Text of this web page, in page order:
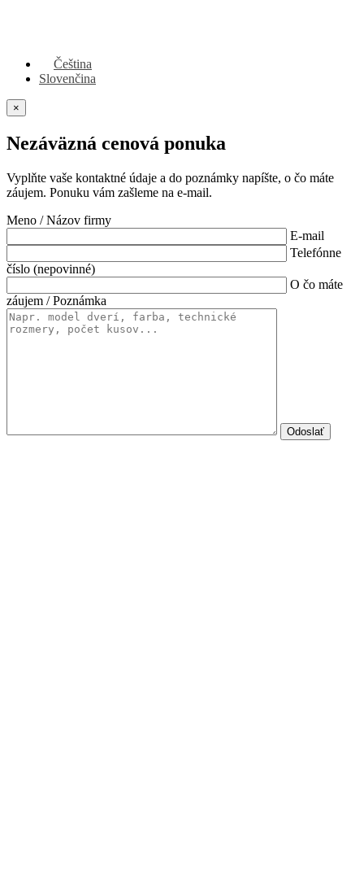
Čeština
Slovenčina
×
Nezáväzná cenová ponuka
Vyplňte vaše kontaktné údaje a do poznámky napíšte, o čo máte
záujem. Ponuku vám zašleme na e-mail.
Meno / Názov firmy
E-mail
Telefónne
číslo (nepovinné)
O čo máte
záujem / Poznámka